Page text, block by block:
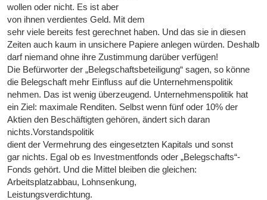
wollen oder nicht. Es ist aber
von ihnen verdientes Geld. Mit dem
sehr viele bereits fest gerechnet haben. Und das sie in diesen
Zeiten auch kaum in unsichere Papiere anlegen würden. Deshalb
darf niemand ohne ihre Zustimmung darüber verfügen!
Die Befürworter der „Belegschaftsbeteiligung“ sagen, so könne
die Belegschaft mehr Einfluss auf die Unternehmenspolitik
nehmen. Das ist wenig überzeugend. Unternehmenspolitik hat
ein Ziel: maximale Renditen. Selbst wenn fünf oder 10% der
Aktien den Beschäftigten gehören, ändert sich daran
nichts.Vorstandspolitik
dient der Vermehrung des eingesetzten Kapitals und sonst
gar nichts. Egal ob es Investmentfonds oder „Belegschafts“-
Fonds gehört. Und die Mittel bleiben die gleichen:
Arbeitsplatzabbau, Lohnsenkung,
Leistungsverdichtung.